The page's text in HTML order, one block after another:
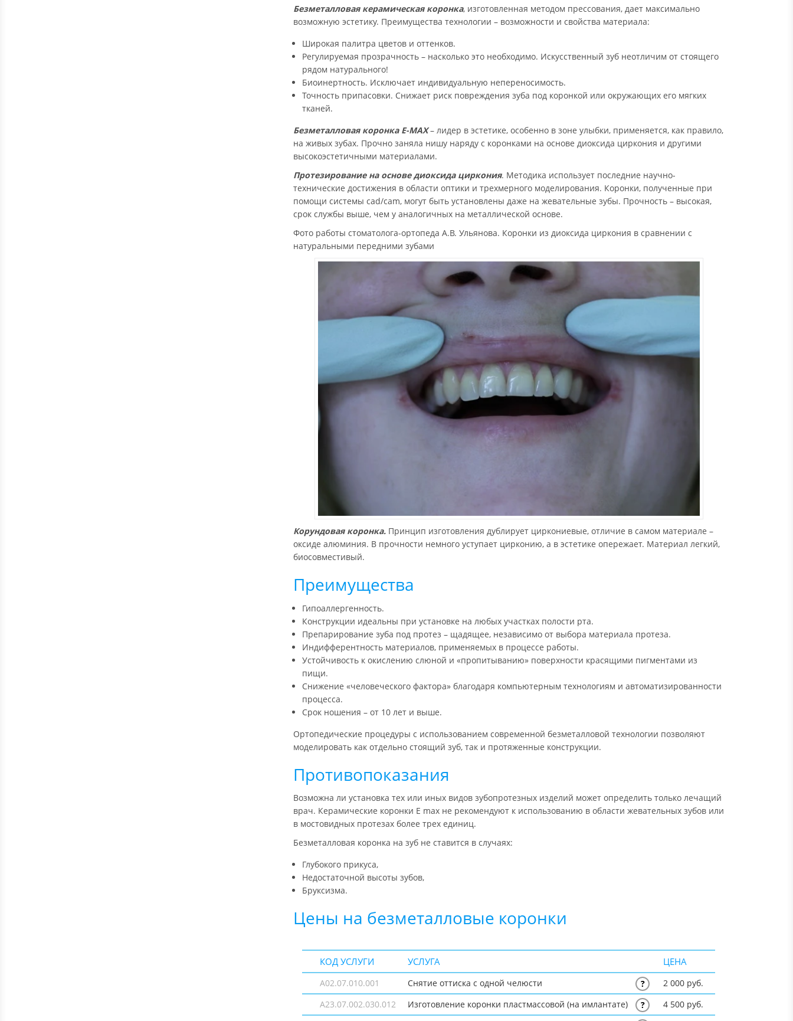
Безметалловая керамическая коронка, изготовленная методом прессования, дает максимально
возможную эстетику. Преимущества технологии – возможности и свойства материала:
Широкая палитра цветов и оттенков.
Регулируемая прозрачность – насколько это необходимо. Искусственный зуб неотличим от стоящего
рядом натурального!
Биоинертность. Исключает индивидуальную непереносимость.
Точность припасовки. Снижает риск повреждения зуба под коронкой или окружающих его мягких
тканей.
Безметалловая коронка E-MAX– лидер в эстетике, особенно в зоне улыбки, применяется, как правило,
на живых зубах. Прочно заняла нишу наряду с коронками на основе диоксида циркония и другими
высокоэстетичными материалами.
Протезирование на основе диоксида циркония. Методика использует последние научно-
технические достижения в области оптики и трехмерного моделирования. Коронки, полученные при
помощи системы cad/cam, могут быть установлены даже на жевательные зубы. Прочность – высокая,
срок службы выше, чем у аналогичных на металлической основе.
Фото работы стоматолога-ортопеда А.В. Ульянова. Коронки из диоксида циркония в сравнении с
натуральными передними зубами
Корундовая коронка. Принцип изготовления дублирует циркониевые, отличие в самом материале –
оксиде алюминия. В прочности немного уступает цирконию, а в эстетике опережает. Материал легкий,
биосовместивый.
Преимущества
Гипоаллергенность.
Конструкции идеальны при установке на любых участках полости рта.
Препарирование зуба под протез – щадящее, независимо от выбора материала протеза.
Индифферентность материалов, применяемых в процессе работы.
Устойчивость к окислению слюной и «пропитыванию» поверхности красящими пигментами из
пищи.
Снижение «человеческого фактора» благодаря компьютерным технологиям и автоматизированности
процесса.
Срок ношения – от 10 лет и выше.
Ортопедические процедуры с использованием современной безметалловой технологии позволяют
моделировать как отдельно стоящий зуб, так и протяженные конструкции.
Противопоказания
Возможна ли установка тех или иных видов зубопротезных изделий может определить только лечащий
врач. Керамические коронки E max не рекомендуют к использованию в области жевательных зубов или
в мостовидных протезах более трех единиц.
Безметалловая коронка на зуб не ставится в случаях:
Глубокого прикуса,
Недостаточной высоты зубов,
Бруксизма.
Цены на безметалловые коронки
КОД УСЛУГИ УСЛУГА ЦЕНА
A02.07.010.001 Снятие оттиска с одной челюсти ?
2 000 руб.
A23.07.002.030.012
Изготовление коронки пластмассовой (на имлантате) ?
4 500 руб.